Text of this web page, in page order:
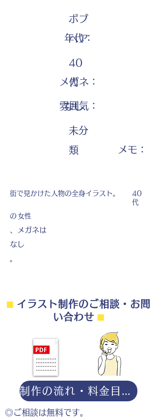
ボブ
ヘア
年代：
40
代
メガネ：
なし
雰囲気：
未分
類
​メモ：
街で見かけた人物の全身イラスト。
40
代
の 女性
、メガネは
なし
。
⬛︎イラスト制作のご相談・お問
い合わせ ⬛︎
◎ご相談は無料です。